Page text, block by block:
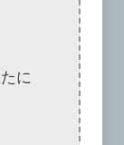
に